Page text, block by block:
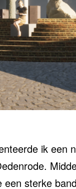
ik
een sterke